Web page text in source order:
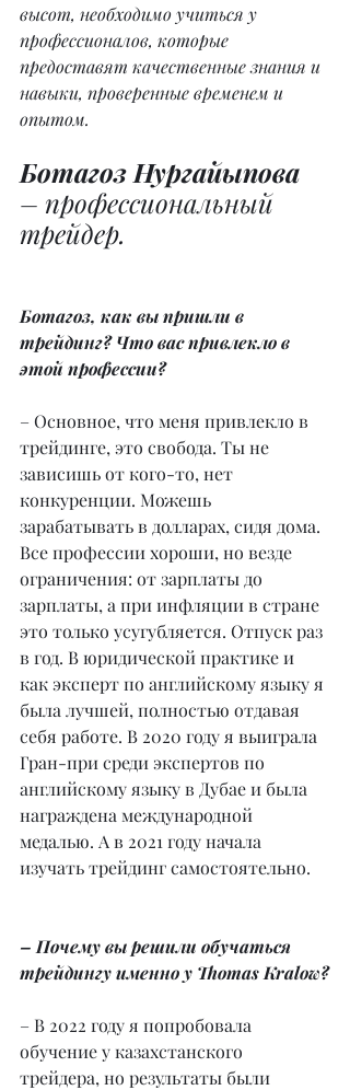
высот, необходимо учиться у
профессионалов, которые
предоставят качественные знания и
навыки, проверенные временем и
опытом.
Ботагоз Нургайыпова
– профессиональный
трейдер.
Ботагоз, как вы пришли в
трейдинг? Что вас привлекло в
этой профессии?
– Основное, что меня привлекло в
трейдинге, это свобода. Ты не
зависишь от кого-то, нет
конкуренции. Можешь
зарабатывать в долларах, сидя дома.
Все профессии хороши, но везде
ограничения: от зарплаты до
зарплаты, а при инфляции в стране
это только усугубляется. Отпуск раз
в год. В юридической практике и
как эксперт по английскому языку я
была лучшей, полностью отдавая
себя работе. В 2020 году я выиграла
Гран-при среди экспертов по
английскому языку в Дубае и была
награждена международной
медалью. А в 2021 году начала
изучать трейдинг самостоятельно.
– Почему вы решили обучаться
трейдингу именно у Thomas Kralow?
– В 2022 году я попробовала
обучение у казахстанского
трейдера, но результаты были